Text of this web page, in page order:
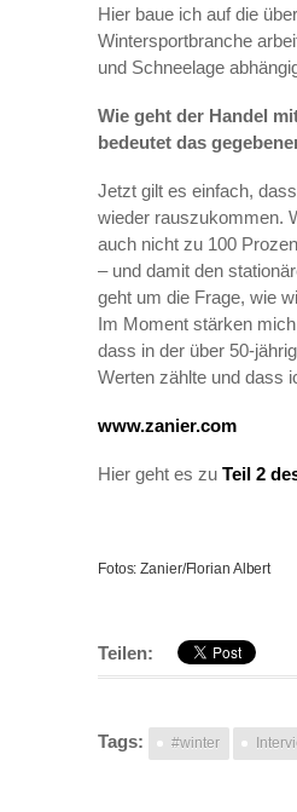
Hier baue ich auf die
Wintersportbranche
und Schneelage
Wie geht der Handel
bedeutet das
Jetzt gilt es einfach,
wieder rauszukommen.
auch nicht zu 100
– und damit den
geht um die Frage, wie
Im Moment stärken
dass in der über 50-
Werten zählte und dass
www.zanier.com
Hier geht es zu Teil 2
Fotos: Zanier/Florian Albert
Teilen:
Tags: #winter